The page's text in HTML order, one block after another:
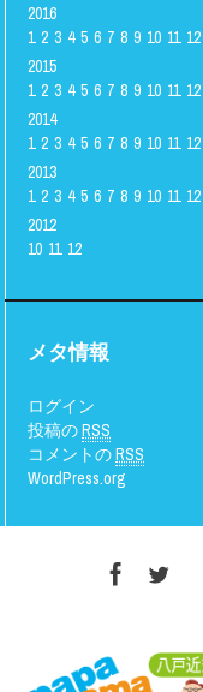
2016
1 2 3 4 5 6 7 8 9 10 11 12
2015
1 2 3 4 5 6 7 8 9 10 11 12
2014
1 2 3 4 5 6 7 8 9 10 11 12
2013
1 2 3 4 5 6 7 8 9 10 11 12
2012
10 11 12
メタ情報
ログイン
投稿のRSS
コメントのRSS
WordPress.org